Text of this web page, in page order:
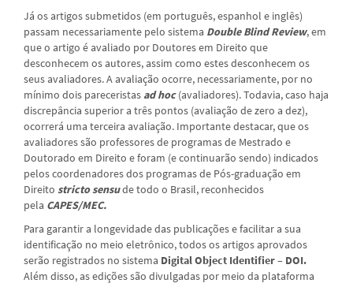
Já os artigos submetidos (em português, espanhol e inglês)
passam necessariamente pelo sistema Double Blind Review, em
que o artigo é avaliado por Doutores em Direito que
desconhecem os autores, assim como estes desconhecem os
seus avaliadores. A avaliação ocorre, necessariamente, por no
mínimo dois pareceristas ad hoc(avaliadores). Todavia, caso haja
discrepância superior a três pontos (avaliação de zero a dez),
ocorrerá uma terceira avaliação. Importante destacar, que os
avaliadores são professores de programas de Mestrado e
Doutorado em Direito e foram (e continuarão sendo) indicados
pelos coordenadores dos programas de Pós-graduação em
Direito stricto sensude todo o Brasil, reconhecidos
pela CAPES/MEC.
Para garantir a longevidade das publicações e facilitar a sua
identificação no meio eletrônico, todos os artigos aprovados
serão registrados no sistema Digital Object Identifier – DOI.
Além disso, as edições são divulgadas por meio da plataforma